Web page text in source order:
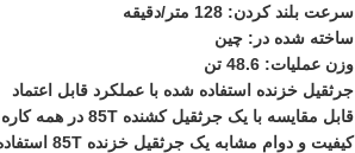
سرعت بلند کردن: 128 متر/دقیقه
ساخته شده در: چین
وزن عملیات: 48.6 تن
جرثقیل خزنده استفاده شده با عملکرد قابل اعتماد
قابل مقایسه با یک جرثقیل کشنده 85T در همه کاره بودن و بهره وری
کیفیت و دوام مشابه یک جرثقیل خزنده 85T استفاده شده